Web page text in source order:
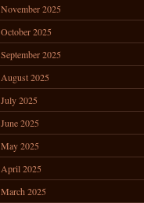
November 2025
October 2025
September 2025
August 2025
July 2025
June 2025
May 2025
April 2025
March 2025